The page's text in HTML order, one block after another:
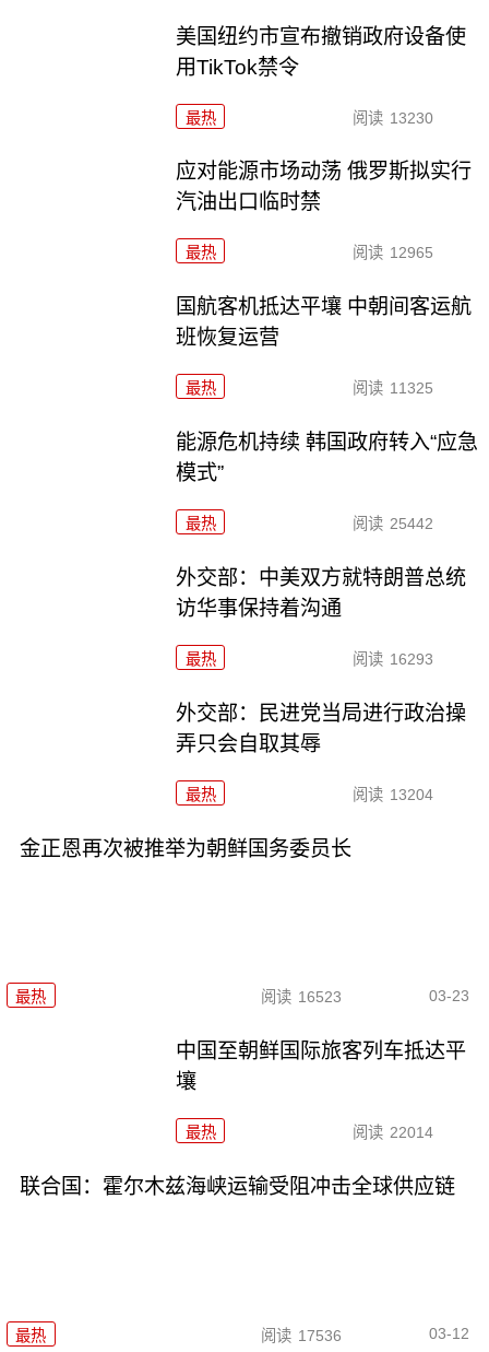
美国纽约市宣布撤销政府设备使
用TikTok禁令
最热 阅读 13230
应对能源市场动荡 俄罗斯拟实行
汽油出口临时禁
最热 阅读 12965
国航客机抵达平壤 中朝间客运航
班恢复运营
最热 阅读 11325
能源危机持续 韩国政府转入“应急
模式”
最热 阅读 25442
外交部：中美双方就特朗普总统
访华事保持着沟通
最热 阅读 16293
外交部：民进党当局进行政治操
弄只会自取其辱
最热 阅读 13204
金正恩再次被推举为朝鲜国务委员长
最热 阅读 16523 03-23
中国至朝鲜国际旅客列车抵达平
壤
最热 阅读 22014
联合国：霍尔木兹海峡运输受阻冲击全球供应链
最热 阅读 17536 03-12